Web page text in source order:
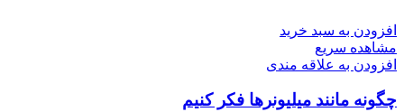
افزودن به سبد خرید
مشاهده سریع
افزودن به علاقه مندی
چگونه مانند میلیونرها فکر کنیم